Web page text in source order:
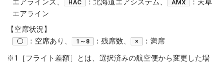
HAC AMX
エアライン
【空席状況】
〇 ：空席あり、 1～8 ：残席数、 ×
：満席
※1［フライト差額］とは、選択済みの航空便から変更した場